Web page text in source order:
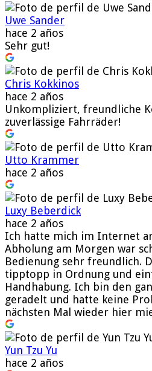
Uwe Sander
hace 2 años
Sehr gut!
Chris Kokkinos
hace 2 años
Unkompliziert, freundliche
zuverlässige Fahrräder!
Utto Krammer
hace 2 años
Luxy Beberdick
hace 2 años
Ich hatte mich im Internet
Abholung am Morgen war
Bedienung sehr freundlich.
tipptopp in Ordnung und
Handhabung. Ich bin den
geradelt und hatte keine
nächsten Mal wieder hier
Yun Tzu Yu
hace 2 años